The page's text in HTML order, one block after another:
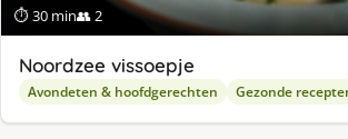
⏱ 30 min👥 2
Noordzee vissoepje
Avondeten & hoofdgerechten Gezonde